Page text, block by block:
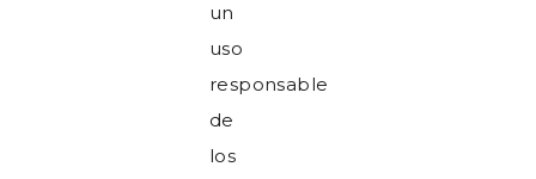
un
uso
responsable
de
los